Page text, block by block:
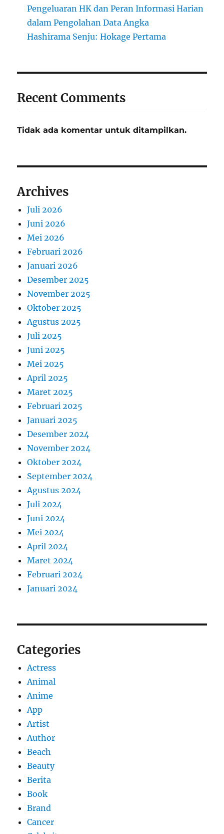
Pengeluaran HK dan Peran Informasi Harian
dalam Pengolahan Data Angka
Hashirama Senju: Hokage Pertama
Recent Comments
Tidak ada komentar untuk ditampilkan.
Archives
Juli 2026
Juni 2026
Mei 2026
Februari 2026
Januari 2026
Desember 2025
November 2025
Oktober 2025
Agustus 2025
Juli 2025
Juni 2025
Mei 2025
April 2025
Maret 2025
Februari 2025
Januari 2025
Desember 2024
November 2024
Oktober 2024
September 2024
Agustus 2024
Juli 2024
Juni 2024
Mei 2024
April 2024
Maret 2024
Februari 2024
Januari 2024
Categories
Actress
Animal
Anime
App
Artist
Author
Beach
Beauty
Berita
Book
Brand
Cancer